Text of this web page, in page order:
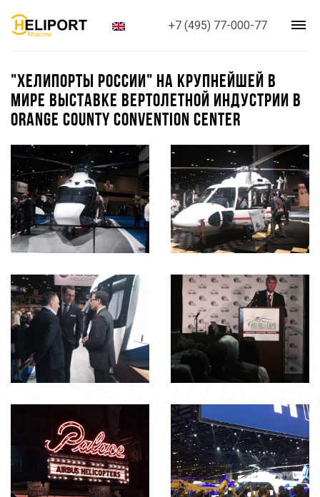
+7 (495) 77-000-77
"ХЕЛИПОРТЫ РОССИИ" НА КРУПНЕЙШЕЙ В
МИРЕ ВЫСТАВКЕ ВЕРТОЛЕТНОЙ ИНДУСТРИИ В
ORANGE COUNTY CONVENTION CENTER